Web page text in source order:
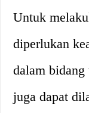
Untuk
diperlukan
dalam
juga dapat